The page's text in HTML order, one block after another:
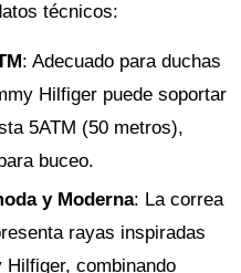
técnicos:
: Adecuado para duchas
Hilfiger puede soportar
5ATM (50 metros),
buceo.
y Moderna: La correa
rayas inspiradas
combinando